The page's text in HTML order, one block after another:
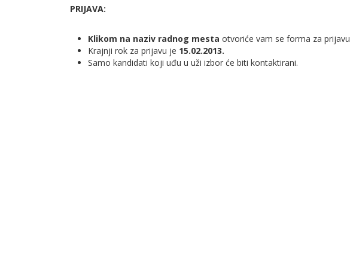
PRIJAVA:
Klikom na naziv radnog mesta otvoriće vam se forma za prijavu
Krajnji rok za prijavu je 15.02.2013.
Samo kandidati koji uđu u uži izbor će biti kontaktirani.